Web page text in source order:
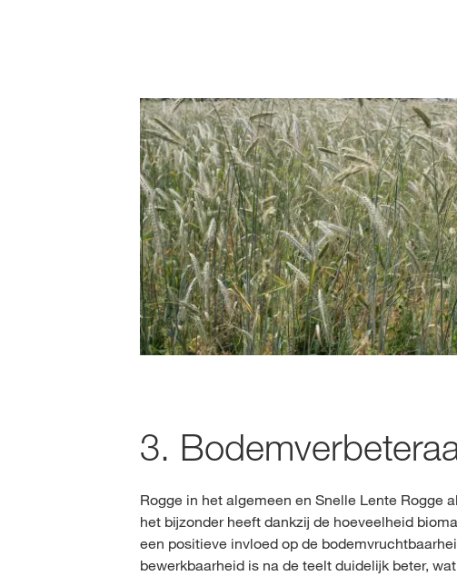
3.
Rogge in het algemeen en Snelle Lente Rogge
het bijzonder heeft dankzij de hoeveelheid
een positieve invloed op de
bewerkbaarheid is na de teelt duidelijk beter,